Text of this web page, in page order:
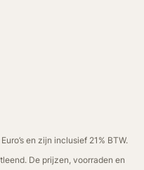
en zijn inclusief 21% BTW.
De prijzen, voorraden en